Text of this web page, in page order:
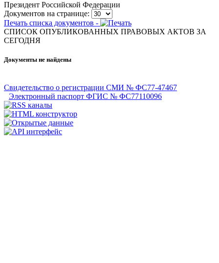
Президент Российской Федерации
Документов на странице:
Печать списка документов -
СПИСОК ОПУБЛИКОВАННЫХ ПРАВОВЫХ АКТОВ ЗА
CЕГОДНЯ
Документы не найдены
Свидетельство о регистрации СМИ № ФС77-47467
Электронный паспорт ФГИС № ФС77110096